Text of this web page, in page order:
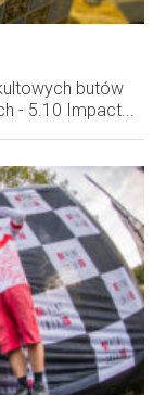
butów
- 5.10 Impact...